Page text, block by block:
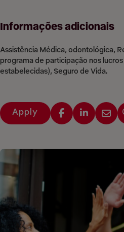
Informações adicionais
Assistência Médica, odontológica,
programa de participação nos
estabelecidas), Seguro de Vida.
Apply